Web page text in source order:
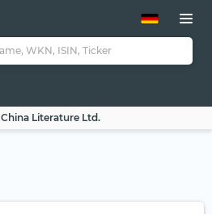
China Literature Ltd.